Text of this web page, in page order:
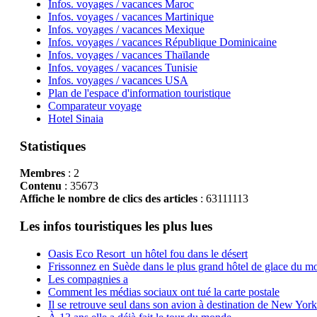
Infos. voyages / vacances Maroc
Infos. voyages / vacances Martinique
Infos. voyages / vacances Mexique
Infos. voyages / vacances République Dominicaine
Infos. voyages / vacances Thaïlande
Infos. voyages / vacances Tunisie
Infos. voyages / vacances USA
Plan de l'espace d'information touristique
Comparateur voyage
Hotel Sinaia
Statistiques
Membres: 2
Contenu : 35673
Affiche le nombre de clics des articles: 63111113
Les infos touristiques les plus lues
Oasis Eco Resort un hôtel fou dans le désert
Frissonnez en Suède dans le plus grand hôtel de glace du
Les compagnies a
Comment les médias sociaux ont tué la carte postale
Il se retrouve seul dans son avion à destination de New York